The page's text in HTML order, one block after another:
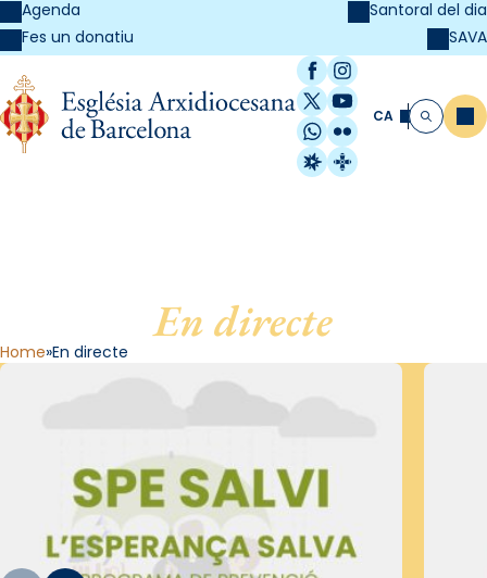
Agenda
Fes un donatiu
Santoral del dia
SAVA
Facebook
Instagram
X / Twitter
YouTube
WhatsApp
Flickr
Radio Estel
Catalunya
CA Cerca
En directe
Home En directe